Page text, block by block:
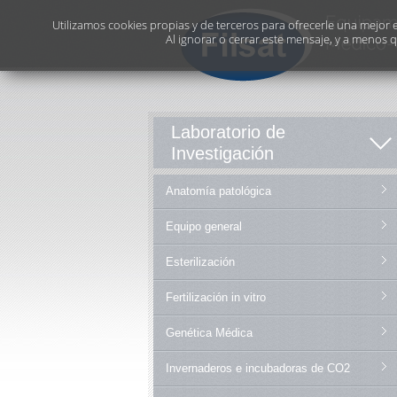
Laboratorio de
Investigación
Anatomía patológica
Equipo general
Esterilización
Fertilización in vitro
Genética Médica
Invernaderos e incubadoras de CO2
Utilizamos cookies propias y de terceros para ofrecerle una mejor
Al ignorar o cerrar este mensaje, y a menos